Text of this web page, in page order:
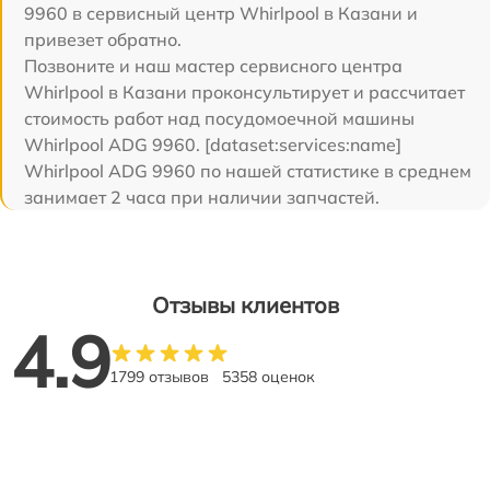
9960 в сервисный центр Whirlpool в Казани и
привезет обратно.
Позвоните и наш мастер сервисного центра
Whirlpool в Казани проконсультирует и рассчитает
стоимость работ над посудомоечной машины
Whirlpool ADG 9960. [dataset:services:name]
Whirlpool ADG 9960 по нашей статистике в среднем
занимает 2 часа при наличии запчастей.
Отзывы клиентов
4.91799 отзывов 5358 оценок